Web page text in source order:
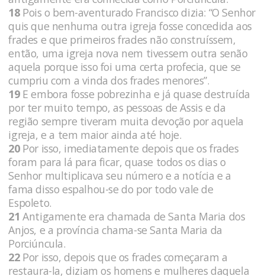
18Pois o bem-aventurado Francisco dizia: “O Senhor
quis que nenhuma outra igreja fosse concedida aos
frades e que primeiros frades não construíssem,
então, uma igreja nova nem tivessem outra senão
aquela porque isso foi uma certa profecia, que se
cumpriu com a vinda dos frades menores”.
19E embora fosse pobrezinha e já quase destruída
por ter muito tempo, as pessoas de Assis e da
região sempre tiveram muita devoção por aquela
igreja, e a tem maior ainda até hoje.
20Por isso, imediatamente depois que os frades
foram para lá para ficar, quase todos os dias o
Senhor multiplicava seu número e a notícia e a
fama disso espalhou-se do por todo vale de
Espoleto.
21 Antigamente era chamada de Santa Maria dos
Anjos, e a província chama-se Santa Maria da
Porciúncula.
22Por isso, depois que os frades começaram a
restaura-la, diziam os homens e mulheres daquela